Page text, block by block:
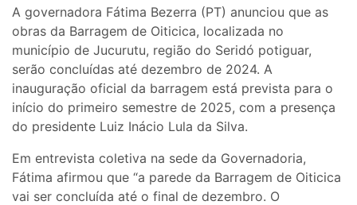
A governadora Fátima Bezerra (PT) anunciou que as
obras da Barragem de Oiticica, localizada no
município de Jucurutu, região do Seridó potiguar,
serão concluídas até dezembro de 2024. A
inauguração oficial da barragem está prevista para o
início do primeiro semestre de 2025, com a presença
do presidente Luiz Inácio Lula da Silva.
Em entrevista coletiva na sede da Governadoria,
Fátima afirmou que “a parede da Barragem de Oiticica
vai ser concluída até o final de dezembro. O